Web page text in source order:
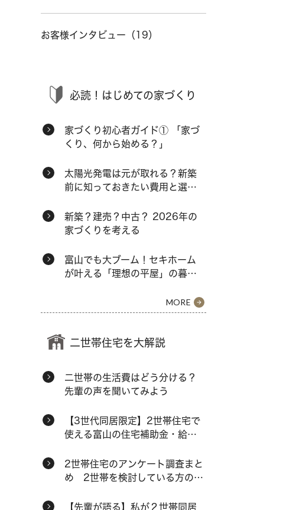
お客様インタビュー（19）
必読！はじめての家づくり
家づくり初心者ガイド① 「家づ
くり、何から始める？」
太陽光発電は元が取れる？新築
前に知っておきたい費用と選択
新築？建売？中古？ 2026年の
家づくりを考える
富山でも大ブーム！セキホーム
が叶える「理想の平屋」の暮ら
MORE
二世帯住宅を大解説
二世帯の生活費はどう分ける？
先輩の声を聞いてみよう
【3世代同居限定】2世帯住宅で
使える富山の住宅補助金・給付
2世帯住宅のアンケート調査まと
め 2世帯を検討している方の本
【先輩が語る】私が２世帯同居